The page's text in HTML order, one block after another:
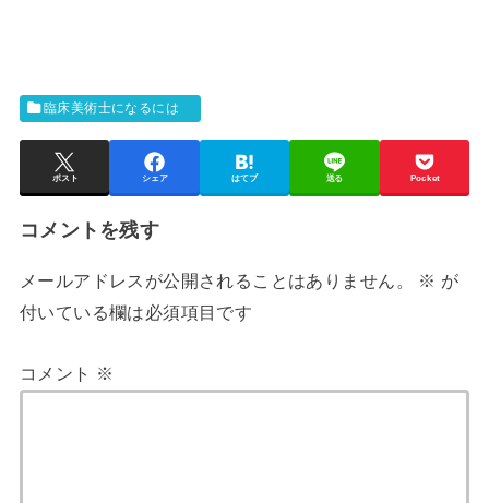
臨床美術士になるには
ポスト シェア はてブ 送る Pocket
コメントを残す
メールアドレスが公開されることはありません。 ※ が
付いている欄は必須項目です
コメント ※